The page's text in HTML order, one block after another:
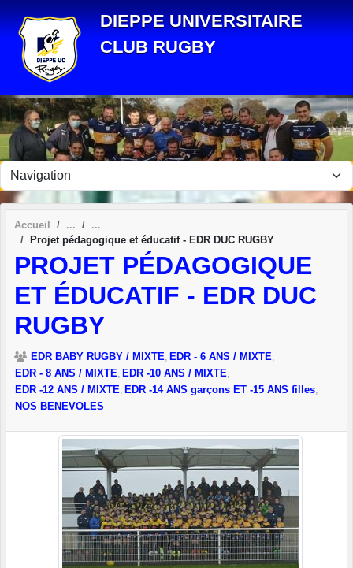
DIEPPE UNIVERSITAIRE
CLUB RUGBY
Accueil
Projet pédagogique et éducatif - EDR DUC RUGBY
PROJET PÉDAGOGIQUE
ET ÉDUCATIF - EDR DUC
RUGBY
EDR BABY RUGBY / MIXTE EDR - 6 ANS / MIXTE
EDR - 8 ANS / MIXTE EDR -10 ANS / MIXTE
EDR -12 ANS / MIXTE EDR -14 ANS garçons ET -15 ANS filles
NOS BENEVOLES